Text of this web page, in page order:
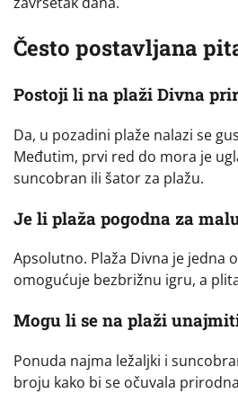
Često postavljana
Postoji li na plaži Divna
Da, u pozadini plaže nalazi se
Međutim, prvi red do mora je
suncobran ili šator za plažu.
Je li plaža pogodna za
Apsolutno. Plaža Divna je jedna
omogućuje bezbrižnu igru, a
Mogu li se na plaži
Ponuda najma ležaljki i
broju kako bi se očuvala